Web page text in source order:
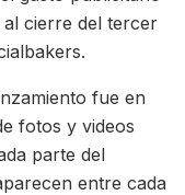
al cierre del tercer
fue en
fotos y videos
parte del
entre cada